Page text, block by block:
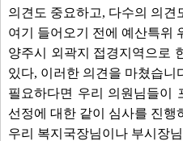
의견도 중요하고, 다수의 의견
여기 들어오기 전에 예산특위
양주시 외곽지 접경지역으로
있다, 이러한 의견을 마쳤습니
필요하다면 우리 의원님들이
선정에 대한 같이 심사를 진행
우리 복지국장님이나 부시장